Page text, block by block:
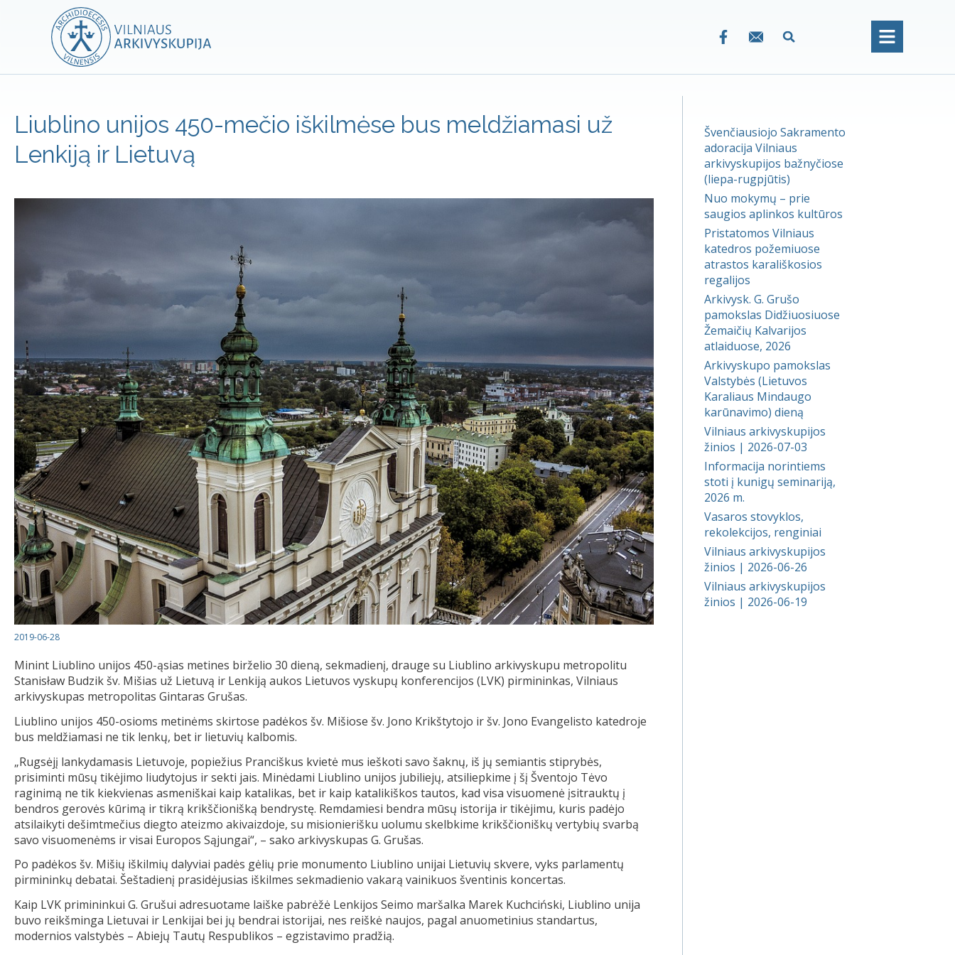
Liublino unijos 450-mečio iškilmėse bus meldžiamasi už
Lenkiją ir Lietuvą
2019-06-28
Minint Liublino unijos 450-ąsias metines birželio 30 dieną, sekmadienį, drauge su Liublino arkivyskupu metropolitu
Stanisław Budzik šv. Mišias už Lietuvą ir Lenkiją aukos Lietuvos vyskupų konferencijos (LVK) pirmininkas, Vilniaus
arkivyskupas metropolitas Gintaras Grušas.
Liublino unijos 450-osioms metinėms skirtose padėkos šv. Mišiose šv. Jono Krikštytojo ir šv. Jono Evangelisto katedroje
bus meldžiamasi ne tik lenkų, bet ir lietuvių kalbomis.
„Rugsėjį lankydamasis Lietuvoje, popiežius Pranciškus kvietė mus ieškoti savo šaknų, iš jų semiantis stiprybės,
prisiminti mūsų tikėjimo liudytojus ir sekti jais. Minėdami Liublino unijos jubiliejų, atsiliepkime į šį Šventojo Tėvo
raginimą ne tik kiekvienas asmeniškai kaip katalikas, bet ir kaip katalikiškos tautos, kad visa visuomenė įsitrauktų į
bendros gerovės kūrimą ir tikrą krikščionišką bendrystę. Remdamiesi bendra mūsų istorija ir tikėjimu, kuris padėjo
atsilaikyti dešimtmečius diegto ateizmo akivaizdoje, su misionierišku uolumu skelbkime krikščioniškų vertybių svarbą
savo visuomenėms ir visai Europos Sąjungai“, – sako arkivyskupas G. Grušas.
Po padėkos šv. Mišių iškilmių dalyviai padės gėlių prie monumento Liublino unijai Lietuvių skvere, vyks parlamentų
pirmininkų debatai. Šeštadienį prasidėjusias iškilmes sekmadienio vakarą vainikuos šventinis koncertas.
Kaip LVK primininkui G. Grušui adresuotame laiške pabrėžė Lenkijos Seimo maršalka Marek Kuchciński, Liublino unija
buvo reikšminga Lietuvai ir Lenkijai bei jų bendrai istorijai, nes reiškė naujos, pagal anuometinius standartus,
modernios valstybės – Abiejų Tautų Respublikos – egzistavimo pradžią.
Švenčiausiojo Sakramento
adoracija Vilniaus
arkivyskupijos bažnyčiose
(liepa-rugpjūtis)
Nuo mokymų – prie
saugios aplinkos kultūros
Pristatomos Vilniaus
katedros požemiuose
atrastos karališkosios
regalijos
Arkivysk. G. Grušo
pamokslas Didžiuosiuose
Žemaičių Kalvarijos
atlaiduose, 2026
Arkivyskupo pamokslas
Valstybės (Lietuvos
Karaliaus Mindaugo
karūnavimo) dieną
Vilniaus arkivyskupijos
žinios | 2026-07-03
Informacija norintiems
stoti į kunigų seminariją,
2026 m.
Vasaros stovyklos,
rekolekcijos, renginiai
Vilniaus arkivyskupijos
žinios | 2026-06-26
Vilniaus arkivyskupijos
žinios | 2026-06-19